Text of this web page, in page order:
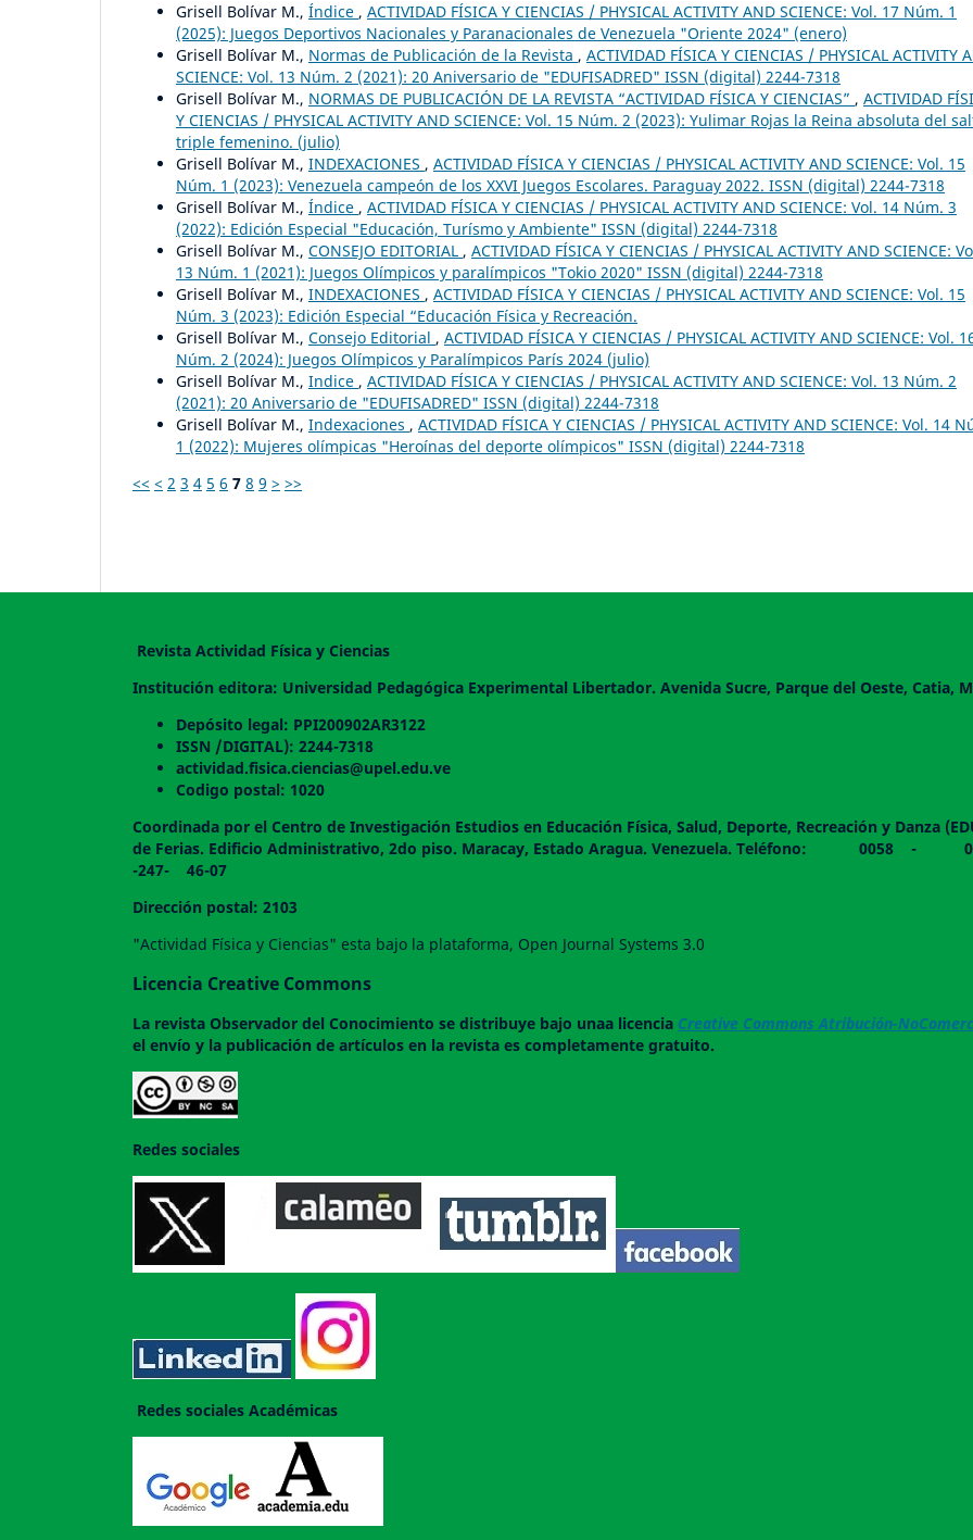
Grisell Bolívar M., Índice , ACTIVIDAD FÍSICA Y CIENCIAS / PHYSICAL ACTIVITY AND SCIENCE: Vol. 17 Núm. 1
(2025): Juegos Deportivos Nacionales y Paranacionales de Venezuela "Oriente 2024" (enero)
Grisell Bolívar M., Normas de Publicación de la Revista , ACTIVIDAD FÍSICA Y CIENCIAS / PHYSICAL ACTIVITY
SCIENCE: Vol. 13 Núm. 2 (2021): 20 Aniversario de "EDUFISADRED" ISSN (digital) 2244-7318
Grisell Bolívar M., NORMAS DE PUBLICACIÓN DE LA REVISTA “ACTIVIDAD FÍSICA Y CIENCIAS” , ACTIVIDAD
Y CIENCIAS / PHYSICAL ACTIVITY AND SCIENCE: Vol. 15 Núm. 2 (2023): Yulimar Rojas la Reina absoluta del
triple femenino. (julio)
Grisell Bolívar M., INDEXACIONES , ACTIVIDAD FÍSICA Y CIENCIAS / PHYSICAL ACTIVITY AND SCIENCE: Vol. 15
Núm. 1 (2023): Venezuela campeón de los XXVI Juegos Escolares. Paraguay 2022. ISSN (digital) 2244-7318
Grisell Bolívar M., Índice , ACTIVIDAD FÍSICA Y CIENCIAS / PHYSICAL ACTIVITY AND SCIENCE: Vol. 14 Núm. 3
(2022): Edición Especial "Educación, Turísmo y Ambiente" ISSN (digital) 2244-7318
Grisell Bolívar M., CONSEJO EDITORIAL , ACTIVIDAD FÍSICA Y CIENCIAS / PHYSICAL ACTIVITY AND SCIENCE:
13 Núm. 1 (2021): Juegos Olímpicos y paralímpicos "Tokio 2020" ISSN (digital) 2244-7318
Grisell Bolívar M., INDEXACIONES , ACTIVIDAD FÍSICA Y CIENCIAS / PHYSICAL ACTIVITY AND SCIENCE: Vol. 15
Núm. 3 (2023): Edición Especial “Educación Física y Recreación.
Grisell Bolívar M., Consejo Editorial , ACTIVIDAD FÍSICA Y CIENCIAS / PHYSICAL ACTIVITY AND SCIENCE: Vol.
Núm. 2 (2024): Juegos Olímpicos y Paralímpicos París 2024 (julio)
Grisell Bolívar M., Indice , ACTIVIDAD FÍSICA Y CIENCIAS / PHYSICAL ACTIVITY AND SCIENCE: Vol. 13 Núm. 2
(2021): 20 Aniversario de "EDUFISADRED" ISSN (digital) 2244-7318
Grisell Bolívar M., Indexaciones , ACTIVIDAD FÍSICA Y CIENCIAS / PHYSICAL ACTIVITY AND SCIENCE: Vol. 14
1 (2022): Mujeres olímpicas "Heroínas del deporte olímpicos" ISSN (digital) 2244-7318
<< < 2 3 4 5 6 7 8 9 > >>
Revista Actividad Física y Ciencias
Institución editora: Universidad Pedagógica Experimental Libertador. Avenida Sucre, Parque del Oeste, Catia,
Depósito legal: PPI200902AR3122
ISSN /DIGITAL): 2244-7318
actividad.fisica.ciencias@upel.edu.ve
Codigo postal: 1020
Coordinada por el Centro de Investigación Estudios en Educación Física, Salud, Deporte, Recreación y Danza
de Ferias. Edificio Administrativo, 2do piso. Maracay, Estado Aragua. Venezuela. Teléfono:
-247- 46-07
Dirección postal: 2103
"Actividad Física y Ciencias" esta bajo la plataforma, Open Journal Systems 3.0
Licencia Creative Commons
La revista Observador del Conocimiento se distribuye bajo unaa licencia Creative Commons Atribución-
el envío y la publicación de artículos en la revista es completamente gratuito.
Redes sociales
Redes sociales Académicas